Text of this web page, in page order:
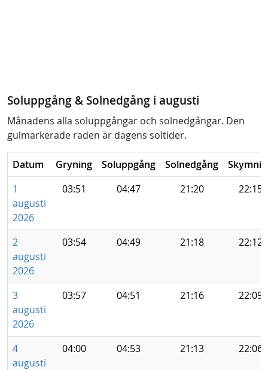
Soluppgång & Solnedgång i augusti
Månadens alla soluppgångar och solnedgångar. Den
gulmarkerade raden är dagens soltider.
Datum Gryning Soluppgång Solnedgång
1
augusti
2026
03:51 04:47 21:20 22:15
2
augusti
2026
03:54 04:49 21:18 22:12
3
augusti
2026
03:57 04:51 21:16 22:09
4
augusti
04:00 04:53 21:13 22:06